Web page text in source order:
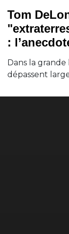
Tom
:
Dans la
dépassent